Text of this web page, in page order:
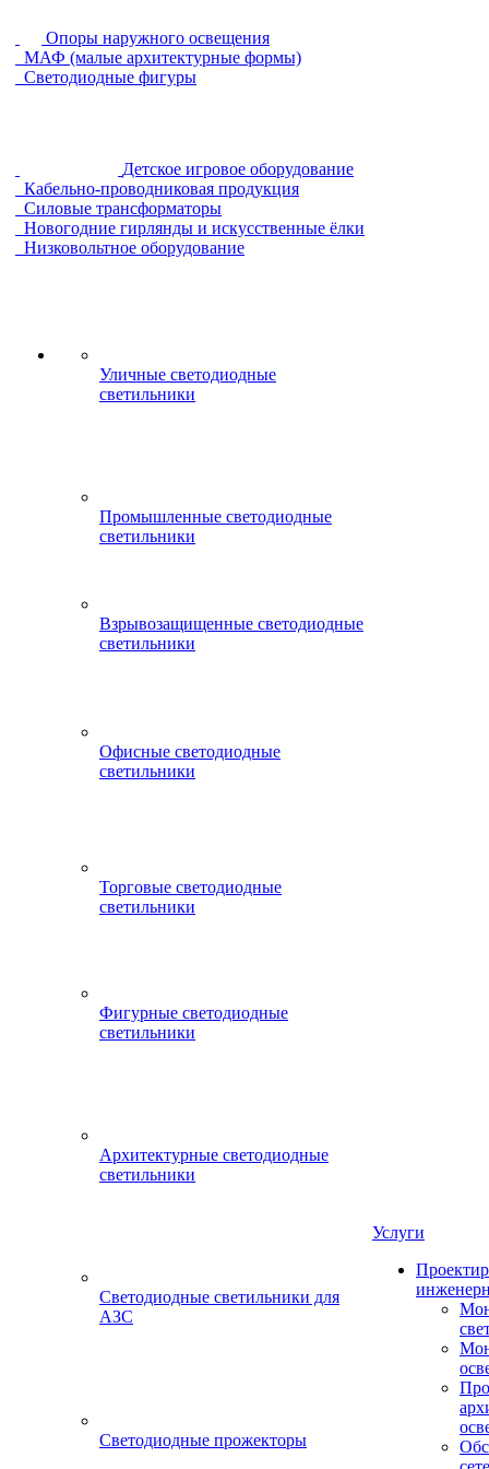
Опоры наружного освещения
МАФ (малые архитектурные формы)
Светодиодные фигуры
Детское игровое оборудование
Кабельно-проводниковая продукция
Силовые трансформаторы
Новогодние гирлянды и искусственные ёлки
Низковольтное оборудование
Уличные светодиодные
светильники
Промышленные светодиодные
светильники
Взрывозащищенные светодиодные
светильники
Офисные светодиодные
светильники
Торговые светодиодные
светильники
Фигурные светодиодные
светильники
Архитектурные светодиодные
светильники
Светодиодные светильники для
АЗС
Светодиодные прожекторы
Услуги